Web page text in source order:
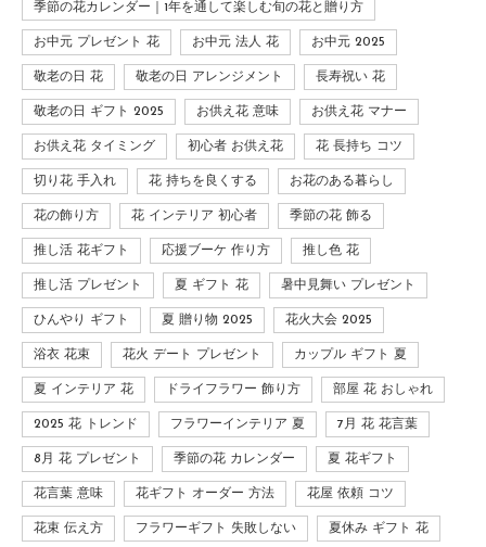
季節の花カレンダー｜1年を通して楽しむ旬の花と贈り方
お中元 プレゼント 花 お中元 法人 花 お中元 2025
敬老の日 花 敬老の日 アレンジメント 長寿祝い 花
敬老の日 ギフト 2025 お供え花 意味 お供え花 マナー
お供え花 タイミング 初心者 お供え花 花 長持ち コツ
切り花 手入れ 花 持ちを良くする お花のある暮らし
花の飾り方 花 インテリア 初心者 季節の花 飾る
推し活 花ギフト 応援ブーケ 作り方 推し色 花
推し活 プレゼント 夏 ギフト 花 暑中見舞い プレゼント
ひんやり ギフト 夏 贈り物 2025 花火大会 2025
浴衣 花束 花火 デート プレゼント カップル ギフト 夏
夏 インテリア 花 ドライフラワー 飾り方 部屋 花 おしゃれ
2025 花 トレンド フラワーインテリア 夏 7月 花 花言葉
8月 花 プレゼント 季節の花 カレンダー 夏 花ギフト
花言葉 意味 花ギフト オーダー 方法 花屋 依頼 コツ
花束 伝え方 フラワーギフト 失敗しない 夏休み ギフト 花